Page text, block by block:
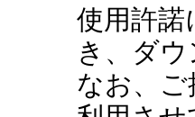
使用許諾
き、ダ
なお、